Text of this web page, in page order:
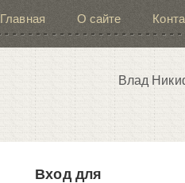
Главная О сайте
Влад
Вход для